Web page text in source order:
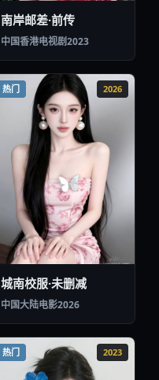
城南校服·未删减
中国大陆 电影 2026
热门 2023
回声烟火·终章